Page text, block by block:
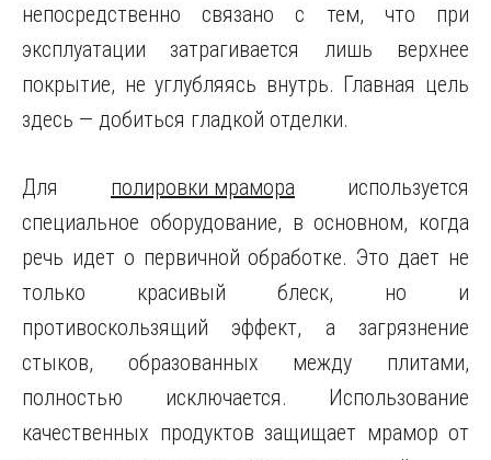
непосредственно связано с тем, что при
эксплуатации затрагивается лишь верхнее
покрытие, не углубляясь внутрь. Главная цель
здесь — добиться гладкой отделки.
Для полировки мрамора используется
специальное оборудование, в основном, когда
речь идет о первичной обработке. Это дает не
только красивый блеск, но и
противоскользящий эффект, а загрязнение
стыков, образованных между плитами,
полностью исключается. Использование
качественных продуктов защищает мрамор от